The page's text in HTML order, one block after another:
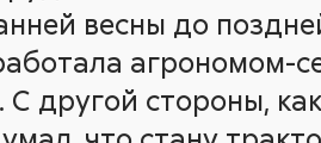
весны до
агрономом-
другой стороны,